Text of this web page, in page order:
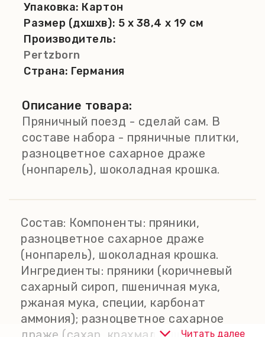
Упаковка: Картон
Размер (дхшхв): 5 x 38,4 x 19 см
Производитель:
Pertzborn
Страна: Германия
Описание товара:
Пряничный поезд - сделай сам. В
составе набора - пряничные плитки,
разноцветное сахарное драже
(нонпарель), шоколадная крошка.
Состав: Компоненты: пряники,
разноцветное сахарное драже
(нонпарель), шоколадная крошка.
Ингредиенты: пряники (коричневый
сахарный сироп, пшеничная мука,
ржаная мука, специи, карбонат
аммония); разноцветное сахарное
Читать далее